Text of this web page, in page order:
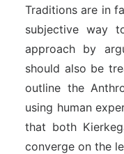
Traditions are in
subjective way
approach by
should also be
outline the
using human
that both
converge on the